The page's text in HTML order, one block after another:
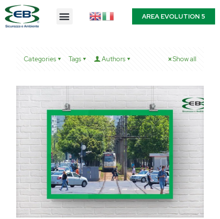
AREA EVOLUTION 5
Categories Tags Authors Show all